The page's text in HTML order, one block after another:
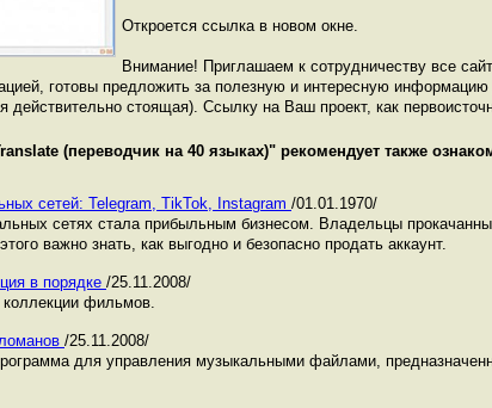
Откроется ссылка в новом окне.
Внимание! Приглашаем к сотрудничеству все
готовы предложить за полезную и интересную
действительно стоящая). Ссылку на Ваш проект, как
(переводчик на 40 языках)" рекомендует также
сетей: Telegram, TikTok, Instagram /01.01.1970/
сетях стала прибыльным бизнесом. Владельцы
важно знать, как выгодно и безопасно продать аккаунт.
в порядке /25.11.2008/
фильмов.
/25.11.2008/
для управления музыкальными файлами,